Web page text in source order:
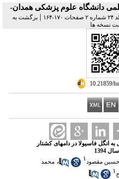
۲ - ( مجله علمی دانشگاه علوم پزشکی همدان-
۱۷۰-۱۶۴ | برگشت به
نسخه ها
10.21859/
انگل فاسیولا در دامهای کشتار
مقصود۱ ، محمد
۱